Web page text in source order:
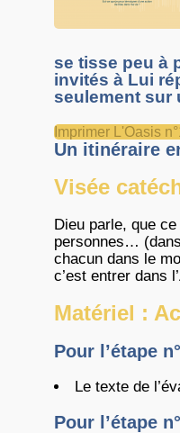
se tisse peu à
invités à Lui
seulement sur
Imprimer L'Oasis
Un itinéraire
Visée
Dieu parle, que
personnes…
chacun dans le
c’est entrer dans
Matériel :
Pour l’étape
Le texte de
Pour l’étape